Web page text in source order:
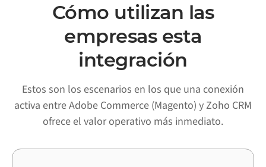
Cómo utilizan las
empresas esta
integración
Estos son los escenarios en los que una conexión
activa entre Adobe Commerce (Magento) y Zoho CRM
ofrece el valor operativo más inmediato.